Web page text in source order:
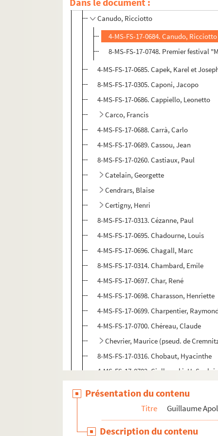
Caby, Robert
Canudo, Ricciotto
4-MS-FS-17-0684. Canudo, Ricciotto
8-MS-FS-17-0748. Premier festival
4-MS-FS-17-0685. Capek, Karel et
8-MS-FS-17-0305. Caponi, Jacopo
4-MS-FS-17-0686. Cappiello, Leonetto
Carco, Francis
4-MS-FS-17-0688. Carrà, Carlo
4-MS-FS-17-0689. Cassou, Jean
8-MS-FS-17-0260. Castiaux, Paul
Catelain, Georgette
Cendrars, Blaise
Certigny, Henri
8-MS-FS-17-0313. Cézanne, Paul
4-MS-FS-17-0695. Chadourne, Louis
4-MS-FS-17-0696. Chagall, Marc
8-MS-FS-17-0314. Chambard, Emile
4-MS-FS-17-0697. Char, René
4-MS-FS-17-0698. Charasson, Henriette
4-MS-FS-17-0699. Charpentier,
4-MS-FS-17-0700. Chéreau, Claude
Chevrier, Maurice (pseud. de
8-MS-FS-17-0316. Chobaut, Hyacinthe
4-MS-FS-17-0702. Ciolkowski, H.
8-MS-FS-17-0732. Colette
Présentation du contenu
Titre Guillaume
Description du contenu